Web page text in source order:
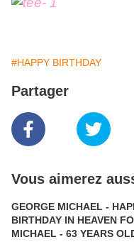
#HAPPY BIRTHDAY
Partager
Vous aimerez
GEORGE MICHAEL -
BIRTHDAY IN HEAVEN
MICHAEL - 63 YEARS